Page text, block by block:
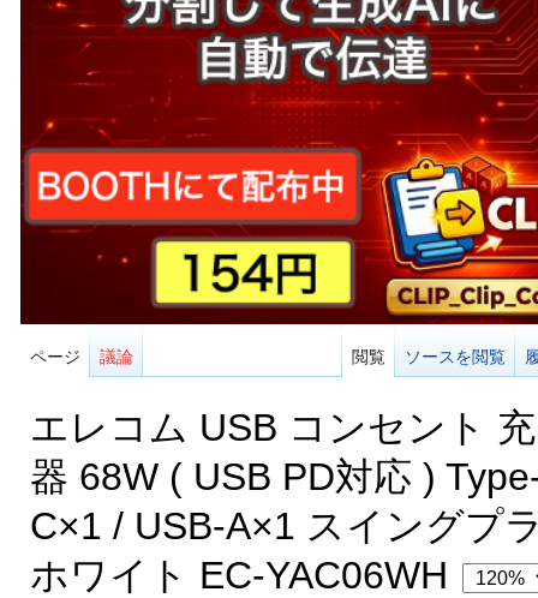
ページ 議論 閲覧 ソースを閲覧
エレコム USB コンセント
器 68W ( USB PD対応 )
C×1 / USB-A×1 スイングプ
ホワイト EC-YAC06WH